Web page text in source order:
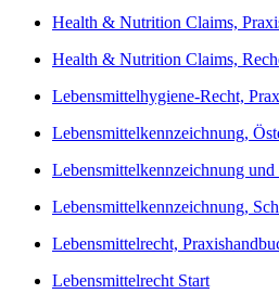
Health & Nutrition Claims,
Health & Nutrition Claims,
Lebensmittelhygiene-Recht,
Lebensmittelkennzeichnung,
Lebensmittelkennzeichnung und
Lebensmittelkennzeichnung,
Lebensmittelrecht,
Lebensmittelrecht Start